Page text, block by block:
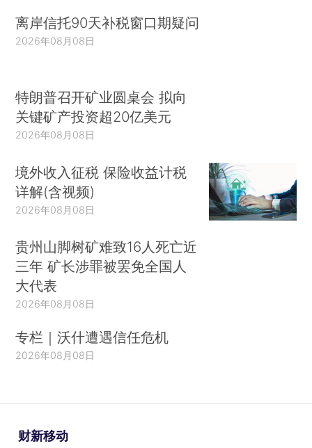
离岸信托90天补税窗口期疑问
2026年08月08日
特朗普召开矿业圆桌会 拟向
关键矿产投资超20亿美元
2026年08月08日
境外收入征税 保险收益计税
详解(含视频)
2026年08月08日
贵州山脚树矿难致16人死亡近
三年 矿长涉罪被罢免全国人
大代表
2026年08月08日
专栏｜沃什遭遇信任危机
2026年08月08日
财新移动